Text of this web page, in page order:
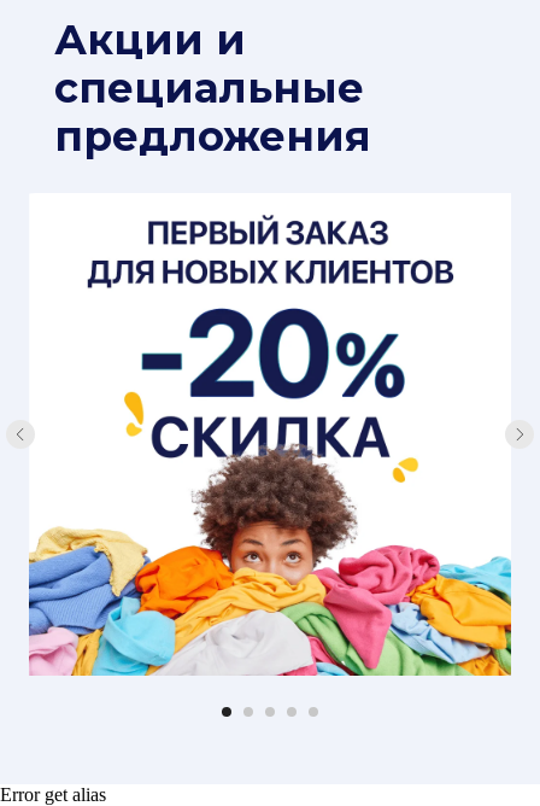
Акции и
специальные
предложения
Error get alias